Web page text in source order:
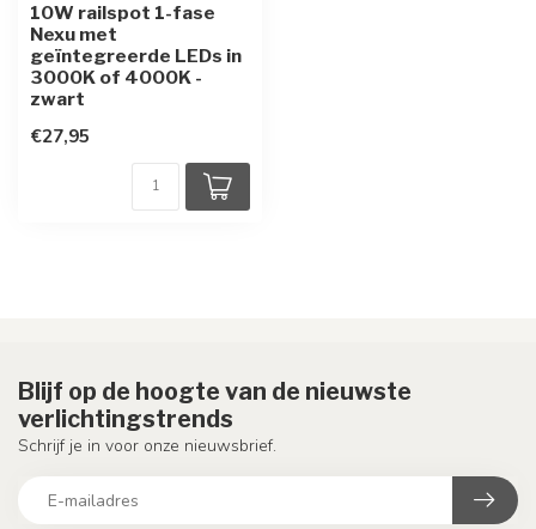
10W railspot 1-fase
Nexu met
geïntegreerde LEDs in
3000K of 4000K -
zwart
€27,95
Blijf op de hoogte van de nieuwste
verlichtingstrends
Schrijf je in voor onze nieuwsbrief.